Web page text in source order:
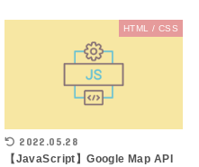
HTML / CSS
2022.05.28
【JavaScript】Google Map API